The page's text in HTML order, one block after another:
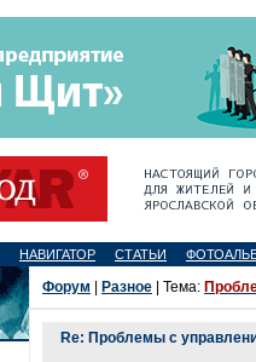
НАВИГАТОР СТАТЬИ
Форум Разное | Тема:
Re: Проблемы с